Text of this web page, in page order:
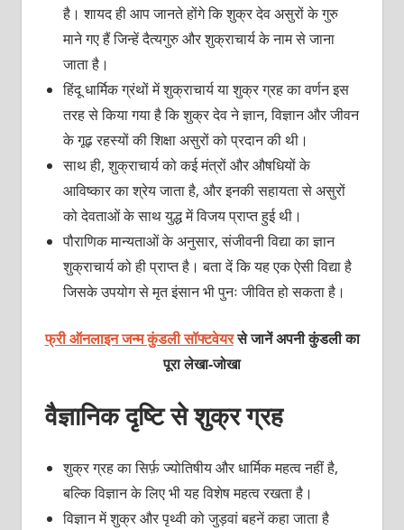
है। शायद ही आप जानते होंगे कि शुक्र देव असुरों के गुरु
माने गए हैं जिन्हें दैत्यगुरु और शुक्राचार्य के नाम से जाना
जाता है।
हिंदू धार्मिक ग्रंथों में शुक्राचार्य या शुक्र ग्रह का वर्णन इस
तरह से किया गया है कि शुक्र देव ने ज्ञान, विज्ञान और जीवन
के गूढ़ रहस्यों की शिक्षा असुरों को प्रदान की थी।
साथ ही, शुक्राचार्य को कई मंत्रों और औषधियों के
आविष्कार का श्रेय जाता है, और इनकी सहायता से असुरों
को देवताओं के साथ युद्ध में विजय प्राप्त हुई थी।
पौराणिक मान्यताओं के अनुसार, संजीवनी विद्या का ज्ञान
शुक्राचार्य को ही प्राप्त है। बता दें कि यह एक ऐसी विद्या है
जिसके उपयोग से मृत इंसान भी पुनः जीवित हो सकता है।
फ्री ऑनलाइन जन्म कुंडली सॉफ्टवेयरसे जानें अपनी कुंडली का
पूरा लेखा-जोखा
वैज्ञानिक दृष्टि से शुक्र ग्रह
शुक्र ग्रह का सिर्फ़ ज्योतिषीय और धार्मिक महत्व नहीं है,
बल्कि विज्ञान के लिए भी यह विशेष महत्व रखता है।
विज्ञान में शुक्र और पृथ्वी को जुड़वां बहनें कहा जाता है